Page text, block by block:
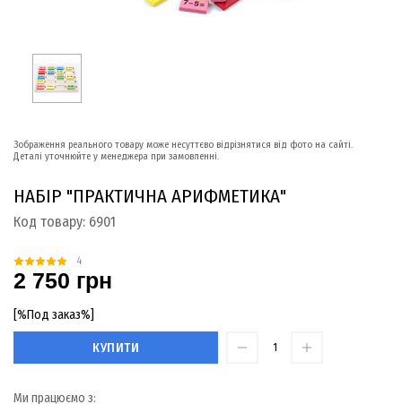
Зображення реального товару може несуттєво відрізнятися від фото на сайті.
Деталі уточнюйте у менеджера при замовленні.
НАБІР "ПРАКТИЧНА АРИФМЕТИКА"
Код товару: 6901
4
2 750 грн
[%Под заказ%]
КУПИТИ
Ми працюємо з: